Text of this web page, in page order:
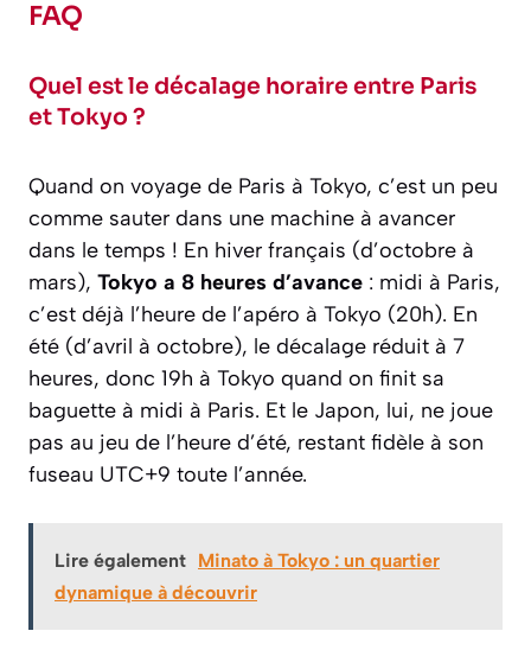
FAQ
Quel est le décalage horaire entre Paris
et Tokyo ?
Quand on voyage de Paris à Tokyo, c’est un peu
comme sauter dans une machine à avancer
dans le temps ! En hiver français (d’octobre à
mars), Tokyo a 8 heures d’avance : midi à Paris,
c’est déjà l’heure de l’apéro à Tokyo (20h). En
été (d’avril à octobre), le décalage réduit à 7
heures, donc 19h à Tokyo quand on finit sa
baguette à midi à Paris. Et le Japon, lui, ne joue
pas au jeu de l’heure d’été, restant fidèle à son
fuseau UTC+9 toute l’année.
Lire également Minato à Tokyo : un quartier
dynamique à découvrir